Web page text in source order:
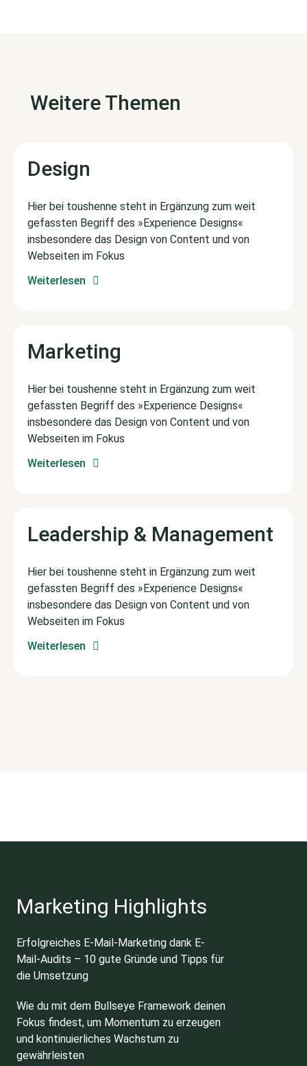
Weitere Themen
Design
Hier bei toushenne steht in Ergänzung zum weit
gefassten Begriff des »Experience Designs«
insbesondere das Design von Content und von
Webseiten im Fokus
Weiterlesen
Marketing
Hier bei toushenne steht in Ergänzung zum weit
gefassten Begriff des »Experience Designs«
insbesondere das Design von Content und von
Webseiten im Fokus
Weiterlesen
Leadership & Management
Hier bei toushenne steht in Ergänzung zum weit
gefassten Begriff des »Experience Designs«
insbesondere das Design von Content und von
Webseiten im Fokus
Weiterlesen
Marketing Highlights
Erfolgreiches E-Mail-Marketing dank E-
Mail-Audits – 10 gute Gründe und Tipps für
die Umsetzung
Wie du mit dem Bullseye Framework deinen
Fokus findest, um Momentum zu erzeugen
und kontinuierliches Wachstum zu
gewährleisten